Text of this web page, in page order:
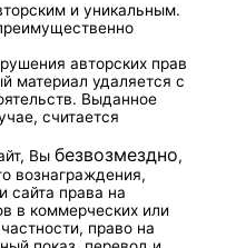
и уникальным.
авторских прав
материал удаляется с
Выданное
считается
Вы безвозмездно,
вознаграждения,
сайта права на
в коммерческих или
право на